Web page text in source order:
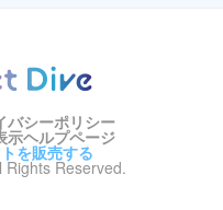
バシーポリシー
示ヘルプページ
を販売する
Reserved.